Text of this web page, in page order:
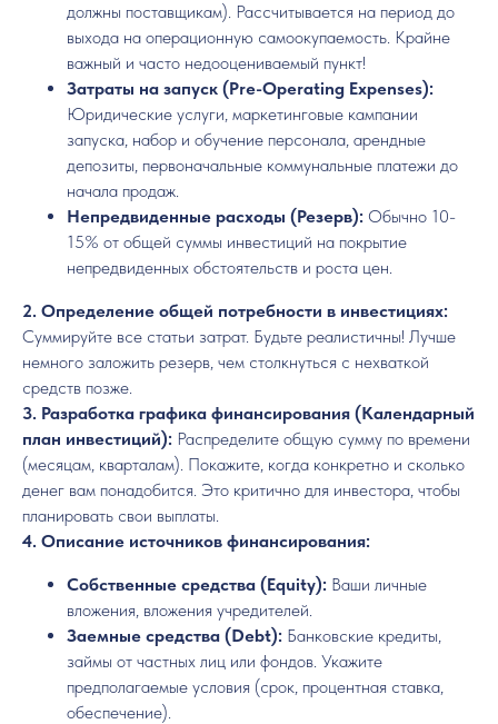
должны поставщикам). Рассчитывается на период до
выхода на операционную самоокупаемость. Крайне
важный и часто недооцениваемый пункт!
Затраты на запуск (Pre-Operating Expenses):
Юридические услуги, маркетинговые кампании
запуска, набор и обучение персонала, арендные
депозиты, первоначальные коммунальные платежи до
начала продаж.
Непредвиденные расходы (Резерв): Обычно 10-
15% от общей суммы инвестиций на покрытие
непредвиденных обстоятельств и роста цен.
2. Определение общей потребности в инвестициях:
Суммируйте все статьи затрат. Будьте реалистичны! Лучше
немного заложить резерв, чем столкнуться с нехваткой
средств позже.
3. Разработка графика финансирования (Календарный
план инвестиций): Распределите общую сумму по времени
(месяцам, кварталам). Покажите, когда конкретно и сколько
денег вам понадобится. Это критично для инвестора, чтобы
планировать свои выплаты.
4. Описание источников финансирования:
Собственные средства (Equity): Ваши личные
вложения, вложения учредителей.
Заемные средства (Debt): Банковские кредиты,
займы от частных лиц или фондов. Укажите
предполагаемые условия (срок, процентная ставка,
обеспечение).